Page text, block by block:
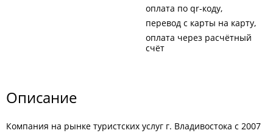
оплата по qr-коду
перевод с карты на карту
оплата через расчётный
счёт
Описание
Компания на рынке туристских услуг г. Владивостока с 2007